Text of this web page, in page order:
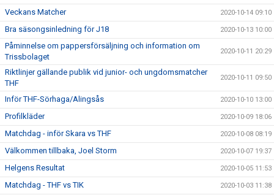
Veckans Matcher 2020-10-14 09:10
Bra säsongsinledning för J18 2020-10-13 10:00
Påminnelse om pappersförsäljning och information om
Trissbolaget
2020-10-11 20:29
Riktlinjer gällande publik vid junior- och ungdomsmatcher
THF
2020-10-11 09:50
Inför THF-Sörhaga/Alingsås 2020-10-10 13:00
Profilkläder 2020-10-09 18:06
Matchdag - inför Skara vs THF 2020-10-08 08:19
Välkommen tillbaka, Joel Storm 2020-10-07 19:37
Helgens Resultat 2020-10-05 11:53
Matchdag - THF vs TIK 2020-10-03 11:38